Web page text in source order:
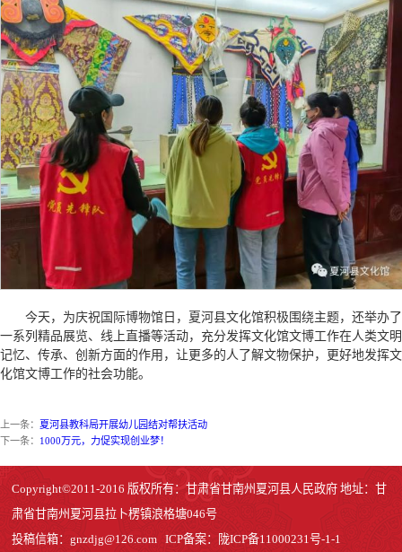
今天，为庆祝国际博物馆日，夏河县文化馆积极围绕主题，还举办了
一系列精品展览、线上直播等活动，充分发挥文化馆文博工作在人类文明
记忆、传承、创新方面的作用，让更多的人了解文物保护，更好地发挥文
化馆文博工作的社会功能。
上一条： 夏河县教科局开展幼儿园结对帮扶活动
下一条： 1000万元，力促实现创业梦！
Copyright©2011-2016 版权所有：甘肃省甘南州夏河县人民政府 地址：甘
肃省甘南州夏河县拉卜楞镇浪格塘046号
投稿信箱：gnzdjg@126.com ICP备案： 陇ICP备11000231号-1-1